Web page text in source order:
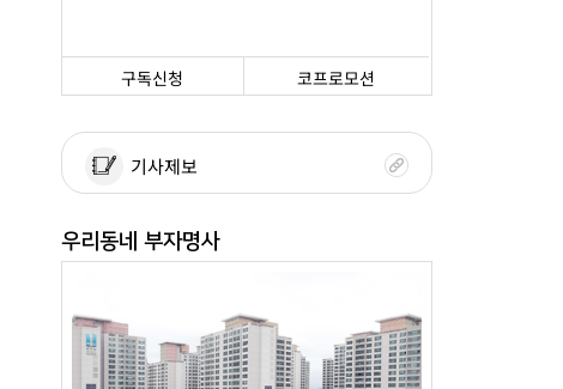
구독신청 코프로모션
기사제보
우리동네 부자명사